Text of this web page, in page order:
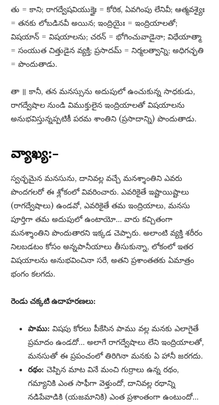
తు = కాని; రాగద్వేషవియుక్తైః = కోరిక, ఏవగింపు లేనివీ; ఆత్మవశ్యైః
= తనకు లోబడినవీ అయిన; ఇంద్రియైః = ఇంద్రియాలతో;
విషయాన్​ = విషయాలను; చరన్​ = భోగించువాడైనా; విధేయాత్మా
= సంయుత చిత్తుడైన వ్యక్తి; ప్రసాదమ్​ = నిర్మలత్వాన్ని; అధిగచ్ఛతి
= పొందుతాడు.
తా ॥ కానీ, తన మనస్సును అదుపులో ఉంచుకున్న సాధకుడు,
రాగద్వేషాల నుండి విముక్తులైన ఇంద్రియాలతో విషయాలను
అనుభవిస్తున్నప్పటికీ పరమ శాంతిని (ప్రసాదాన్ని) పొందుతాడు.
వ్యాఖ్య:–
స్వచ్ఛమైన మనసును, దానివల్ల వచ్చే మనశ్శాంతిని ఎవరు
పొందగలరో ఈ శ్లోకంలో వివరించారు. ఎవరికైతే ఇష్టాయిష్టాలు
(రాగద్వేషాలు) ఉండవో, ఎవరికైతే తమ ఇంద్రియాలు, మనసు
పూర్తిగా తమ అదుపులో ఉంటాయో… వారు కచ్చితంగా
మనశ్శాంతిని పొందుతారని ఇక్కడ చెప్పారు. అలాంటి వ్యక్తి శరీరం
నిలబడటం కోసం అన్నపానీయాలు తీసుకున్నా, లోకంలో ఇతర
విషయాలను అనుభవించినా సరే, అతని ప్రశాంతతకు ఏమాత్రం
భంగం కలగదు.
రెండు చక్కటి ఉదాహరణలు:
పాము: విషపు కోరలు పీకేసిన పాము వల్ల మనకు ఎలాగైతే
ప్రమాదం ఉండదో… అలాగే రాగద్వేషాలు లేని ఇంద్రియాలతో,
మనసుతో ఈ ప్రపంచంలో తిరిగినా మనకు ఏ హానీ జరగదు.
రథం: చెప్పిన మాట వినే మంచి గుర్రాలు ఉన్న రథం,
గమ్యానికి ఎంత సాఫీగా వెళ్తుందో, దానివల్ల రథాన్ని
నడిపేవాడికి (యజమానికి) ఎంత ప్రశాంతంగా ఉంటుందో…